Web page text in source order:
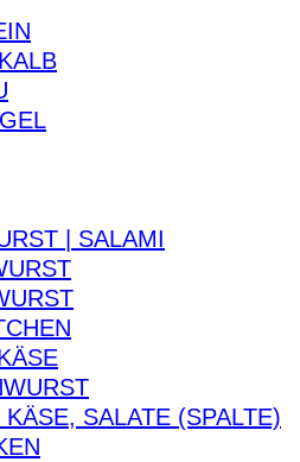
| SALAMI
SALATE (SPALTE)